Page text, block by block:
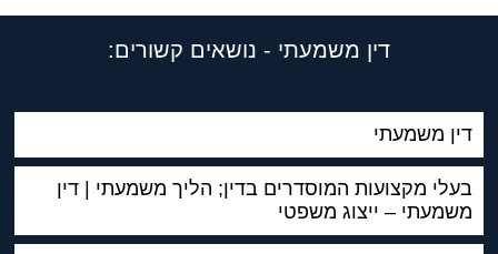
דין משמעתי - נושאים קשורים:
דין משמעתי
בעלי מקצועות המוסדרים בדין; הליך משמעתי | דין
משמעתי – ייצוג משפטי